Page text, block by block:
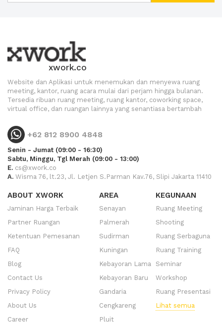
xwork.co
Website dan Aplikasi untuk menemukan dan menyewa ruang
meeting, kantor, ruang acara mulai dari perjam hingga bulanan.
Tersedia ribuan ruang meeting, ruang kantor, coworking space,
virtual office, dan ruangan lainnya yang senantiasa bertambah
+62 812 8900 4848
Senin - Jumat (09:00 - 16:30)
Sabtu, Minggu, Tgl Merah (09:00 - 13:00)
E. cs@xwork.co
A. Wisma 76, lt.23, Jl. Letjen S.Parman Kav.76, Slipi Jakarta 11410
ABOUT XWORK
Jaminan Harga Terbaik
Partner Ruangan
Ketentuan Pemesanan
FAQ
Blog
Contact Us
Privacy Policy
About Us
Career
AREA
Senayan
Palmerah
Sudirman
Kuningan
Kebayoran Lama
Kebayoran Baru
Gandaria
Cengkareng
Pluit
KEGUNAAN
Ruang Meeting
Shooting
Ruang Serbaguna
Ruang Training
Seminar
Workshop
Ruang Presentasi
Lihat semua